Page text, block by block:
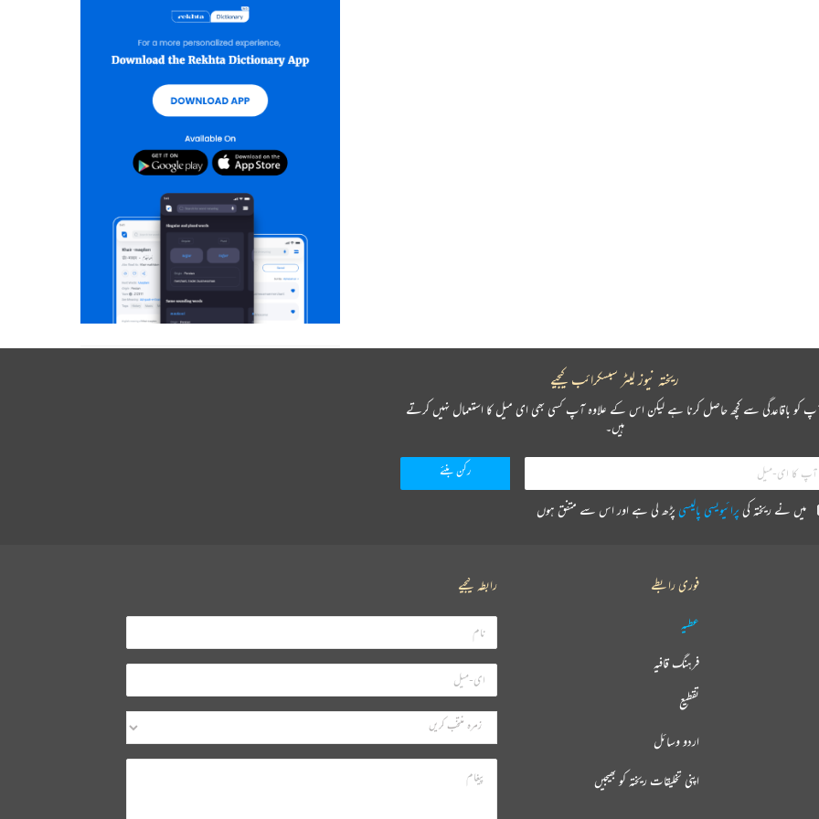
ریختہ نیوز لیٹر سبسکرائب کیجیے
کو باقاعدگی سے کچھ حاصل کرنا ہے لیکن اس کے علاوہ آپ کسی بھی ای میل کا استعمال نہیں کرتے
ہیں۔
میں نے ریختہ کی پرائیویسی پالیسی پڑھ لی ہے اور اس سے متفق ہوں
فوری رابطے
عطیہ
فرہنگ قافیہ
تقطیع
اردو وسائل
اپنی تخلیقات ریختہ کو بھیجیں
رابطہ کیجیے